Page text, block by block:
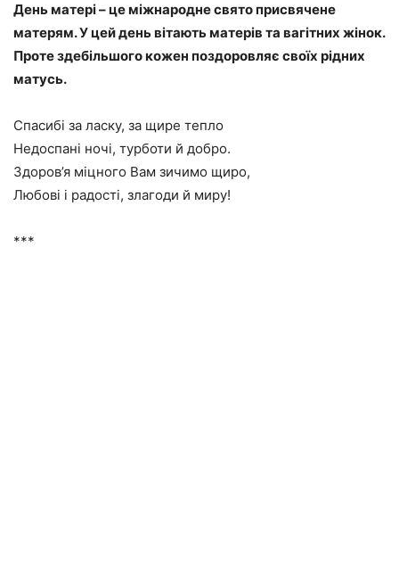
День матері – це міжнародне свято присвячене
матерям. У цей день вітають матерів та вагітних жінок.
Проте здебільшого кожен поздоровляє своїх рідних
матусь.
Спасибі за ласку, за щире тепло
Недоспані ночі, турботи й добро.
Здоров’я міцного Вам зичимо щиро,
Любові і радості, злагоди й миру!
***